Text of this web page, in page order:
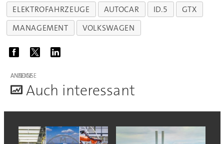
ELEKTROFAHRZEUGE AUTOCAR ID.5
GTX
MANAGEMENT
VOLKSWAGEN
ANZEIGE
Auch interessant